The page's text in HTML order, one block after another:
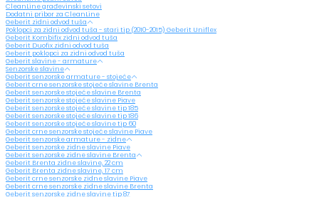
CleanLine građevinski setovi
Dodatni pribor za CleanLine
Geberit zidni odvod tuša
Poklopci za zidni odvod tuša - stari tip (2010-2015) Geberit Uniflex
Geberit Kombifix zidni odvod tuša
Geberit Duofix zidni odvod tuša
Geberit poklopci za zidni odvod tuša
Geberit slavine - armature
Senzorske slavine
Geberit senzorske armature - stojeće
Geberit crne senzorske stojeće slavine Brenta
Geberit senzorske stojeće slavine Brenta
Geberit senzorske stojeće slavine Piave
Geberit senzorske stojeće slavine tip 185
Geberit senzorske stojeće slavine tip 186
Geberit senzorske stojeće slavine tip 60
Geberit crne senzorske stojeće slavine Piave
Geberit senzorske armature - zidne
Geberit senzorske zidne slavine Piave
Geberit senzorske zidne slavine Brenta
Geberit Brenta zidne slavine, 22 cm
Geberit Brenta zidne slavine, 17 cm
Geberit crne senzorske zidne slavine Piave
Geberit crne senzorske zidne slavine Brenta
Geberit senzorske zidne slavine tip 87